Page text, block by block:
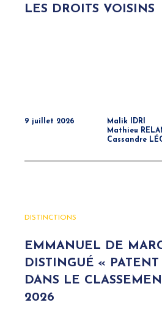
LES DROITS VOISINS
9 juillet 2026
Malik IDRI
Mathieu
Cassandre
DISTINCTIONS
EMMANUEL DE
DISTINGUÉ « PATENT
DANS LE
2026